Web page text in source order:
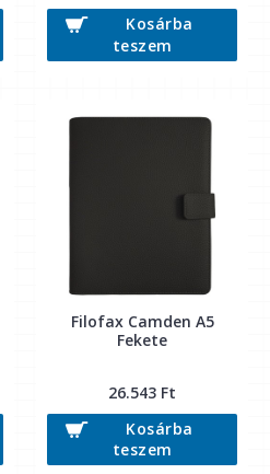
Kosárba
teszem
Filofax Camden A5
Fekete
26.543 Ft
Kosárba
teszem